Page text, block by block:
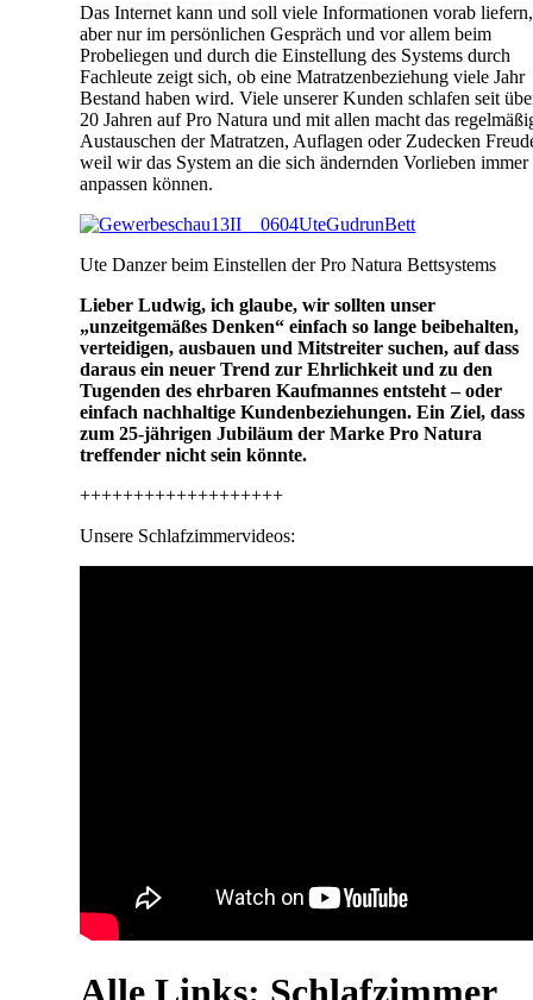
Das Internet kann und soll viele Informationen vorab liefern,
aber nur im persönlichen Gespräch und vor allem beim
Probeliegen und durch die Einstellung des Systems durch
Fachleute zeigt sich, ob eine Matratzenbeziehung viele Jahr
Bestand haben wird. Viele unserer Kunden schlafen seit
20 Jahren auf Pro Natura und mit allen macht das
Austauschen der Matratzen, Auflagen oder Zudecken
weil wir das System an die sich ändernden Vorlieben immer
anpassen können.
Ute Danzer beim Einstellen der Pro Natura Bettsystems
Lieber Ludwig, ich glaube, wir sollten unser
„unzeitgemäßes Denken“ einfach so lange beibehalten,
verteidigen, ausbauen und Mitstreiter suchen, auf dass
daraus ein neuer Trend zur Ehrlichkeit und zu den
Tugenden des ehrbaren Kaufmannes entsteht – oder
einfach nachhaltige Kundenbeziehungen. Ein Ziel, dass
zum 25-jährigen Jubiläum der Marke Pro Natura
treffender nicht sein könnte.
+++++++++++++++++++
Unsere Schlafzimmervideos: